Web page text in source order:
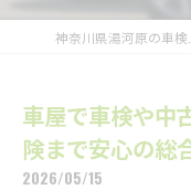
車屋で車検や中
険まで安心の総
2026/05/15